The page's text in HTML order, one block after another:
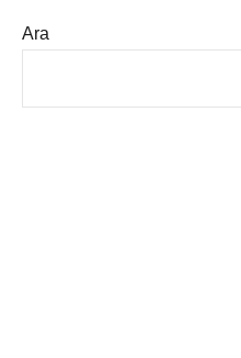
Hasta
Ara